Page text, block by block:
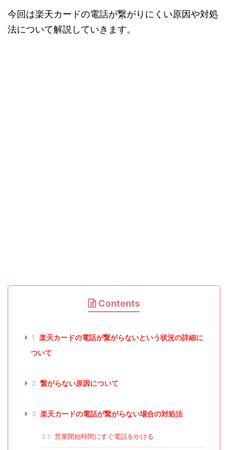
今回は楽天カードの電話が繋がりにくい原因や対処
法について解説していきます。
Contents
1 楽天カードの電話が繋がらないという状況の詳細に
ついて
2 繋がらない原因について
3 楽天カードの電話が繋がらない場合の対処法
3.1 営業開始時間にすぐ電話をかける